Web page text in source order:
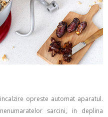
opreste automat aparatul.
sarcini, in deplina